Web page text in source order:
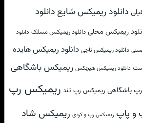
دانلود ریمیکس شایع دانلود
ریمیکس محلی دانلود ریمیکس مسلک دانلود
دانلود ریمیکس ناجی دانلود ریمیکس هایده
دانلود ریمیکس هیچکس ریمیکس باشگاهی
باشگاهی ریمیکس رپ تند ریمیکس رپ
و پاپ ریمیکس رپ و کردی ریمیکس شاد